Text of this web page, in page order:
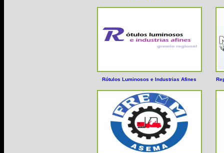
Rótulos Luminosos e Industrias Afines